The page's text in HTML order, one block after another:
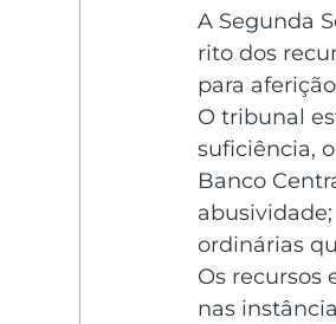
A Segunda
rito dos
para
O tribunal
suficiência,
Banco
ordinárias
Os recursos
nas